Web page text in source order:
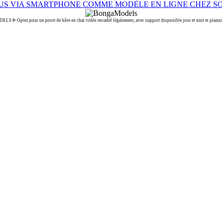
ᐉ Optez pour un poste de hôte en chat vidéo encadré légalement, avec support disponible jour et nuit et